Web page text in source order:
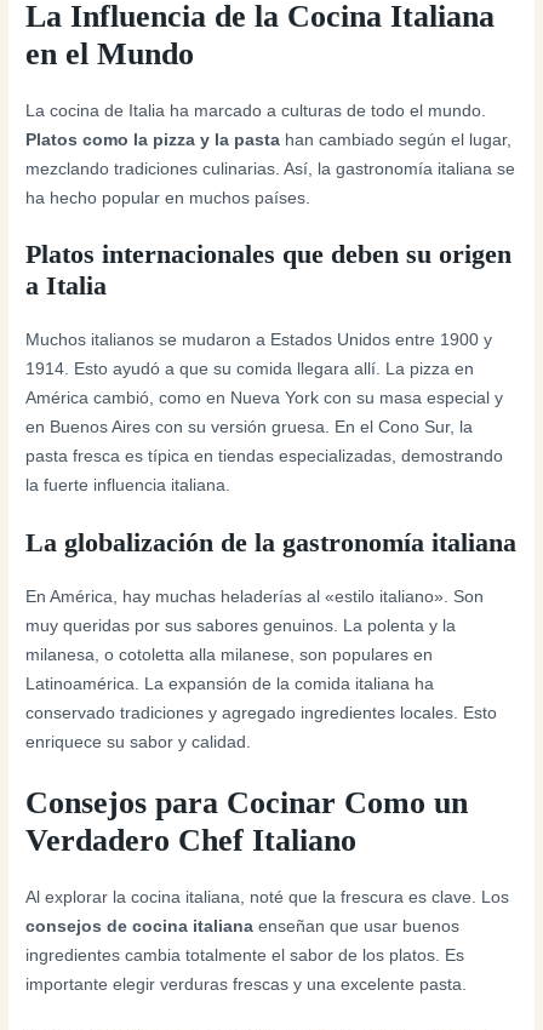
La Influencia de la Cocina Italiana
en el Mundo
La cocina de Italia ha marcado a culturas de todo el mundo.
Platos como la pizza y la pasta han cambiado según el lugar,
mezclando tradiciones culinarias. Así, la gastronomía italiana se
ha hecho popular en muchos países.
Platos internacionales que deben su origen
a Italia
Muchos italianos se mudaron a Estados Unidos entre 1900 y
1914. Esto ayudó a que su comida llegara allí. La pizza en
América cambió, como en Nueva York con su masa especial y
en Buenos Aires con su versión gruesa. En el Cono Sur, la
pasta fresca es típica en tiendas especializadas, demostrando
la fuerte influencia italiana.
La globalización de la gastronomía italiana
En América, hay muchas heladerías al «estilo italiano». Son
muy queridas por sus sabores genuinos. La polenta y la
milanesa, o cotoletta alla milanese, son populares en
Latinoamérica. La expansión de la comida italiana ha
conservado tradiciones y agregado ingredientes locales. Esto
enriquece su sabor y calidad.
Consejos para Cocinar Como un
Verdadero Chef Italiano
Al explorar la cocina italiana, noté que la frescura es clave. Los
consejos de cocina italiana enseñan que usar buenos
ingredientes cambia totalmente el sabor de los platos. Es
importante elegir verduras frescas y una excelente pasta.